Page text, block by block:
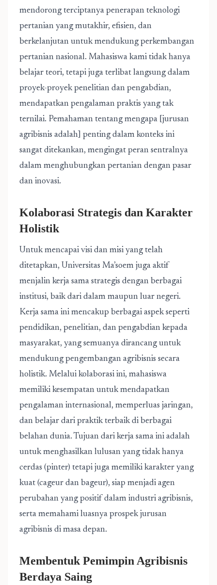
mendorong terciptanya penerapan teknologi
pertanian yang mutakhir, efisien, dan
berkelanjutan untuk mendukung perkembangan
pertanian nasional. Mahasiswa kami tidak hanya
belajar teori, tetapi juga terlibat langsung dalam
proyek-proyek penelitian dan pengabdian,
mendapatkan pengalaman praktis yang tak
ternilai. Pemahaman tentang mengapa [jurusan
agribisnis adalah] penting dalam konteks ini
sangat ditekankan, mengingat peran sentralnya
dalam menghubungkan pertanian dengan pasar
dan inovasi.
Kolaborasi Strategis dan Karakter
Holistik
Untuk mencapai visi dan misi yang telah
ditetapkan, Universitas Ma’soem juga aktif
menjalin kerja sama strategis dengan berbagai
institusi, baik dari dalam maupun luar negeri.
Kerja sama ini mencakup berbagai aspek seperti
pendidikan, penelitian, dan pengabdian kepada
masyarakat, yang semuanya dirancang untuk
mendukung pengembangan agribisnis secara
holistik. Melalui kolaborasi ini, mahasiswa
memiliki kesempatan untuk mendapatkan
pengalaman internasional, memperluas jaringan,
dan belajar dari praktik terbaik di berbagai
belahan dunia. Tujuan dari kerja sama ini adalah
untuk menghasilkan lulusan yang tidak hanya
cerdas (pinter) tetapi juga memiliki karakter yang
kuat (cageur dan bageur), siap menjadi agen
perubahan yang positif dalam industri agribisnis,
serta memahami luasnya prospek jurusan
agribisnis di masa depan.
Membentuk Pemimpin Agribisnis
Berdaya Saing